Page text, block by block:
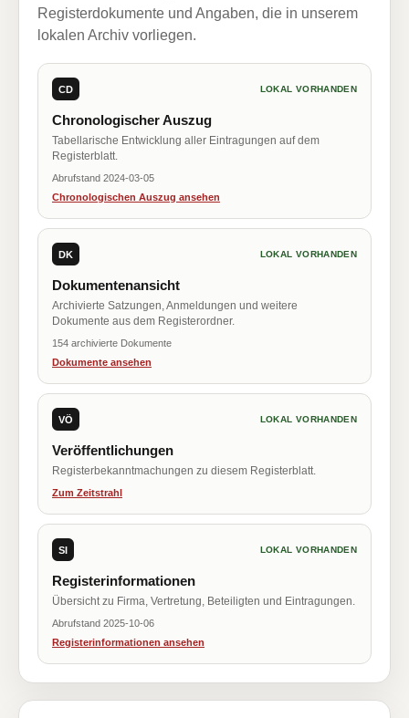
Registerdokumente und Angaben, die in unserem
lokalen Archiv vorliegen.
CD LOKAL VORHANDEN
Chronologischer Auszug
Tabellarische Entwicklung aller Eintragungen auf dem
Registerblatt.
Abrufstand 2024-03-05
Chronologischen Auszug ansehen
DK LOKAL VORHANDEN
Dokumentenansicht
Archivierte Satzungen, Anmeldungen und weitere
Dokumente aus dem Registerordner.
154 archivierte Dokumente
Dokumente ansehen
VÖ LOKAL VORHANDEN
Veröffentlichungen
Registerbekanntmachungen zu diesem Registerblatt.
Zum Zeitstrahl
SI LOKAL VORHANDEN
Registerinformationen
Übersicht zu Firma, Vertretung, Beteiligten und Eintragungen.
Abrufstand 2025-10-06
Registerinformationen ansehen